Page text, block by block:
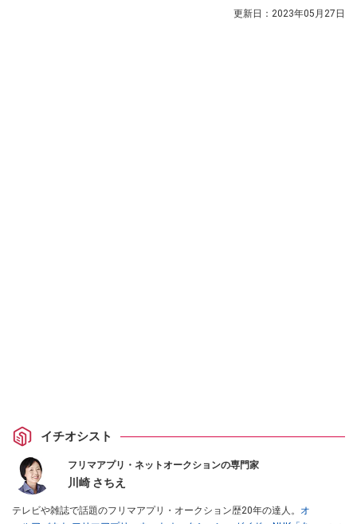
更新日： 2023年05月27日
イチオシスト
フリマアプリ・ネットオークションの専門家
川崎 さちえ
テレビや雑誌で話題のフリマアプリ・オークション歴20年の達人。 オ